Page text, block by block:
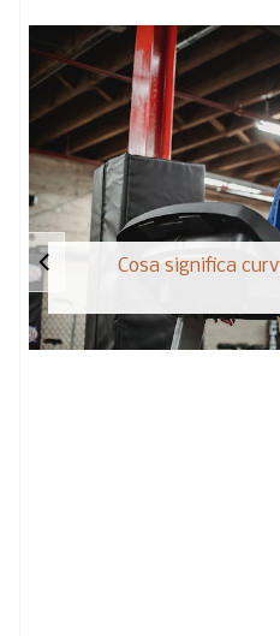
Cosa significa